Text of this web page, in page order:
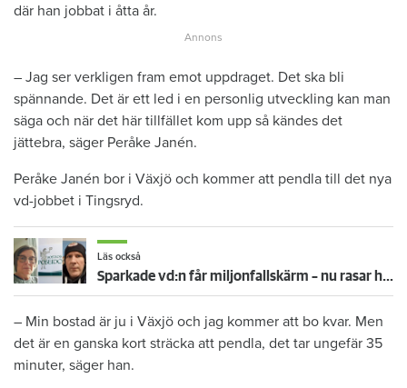
där han jobbat i åtta år.
– Jag ser verkligen fram emot uppdraget. Det ska bli
spännande. Det är ett led i en personlig utveckling kan man
säga och när det här tillfället kom upp så kändes det
jättebra, säger Peråke Janén.
Peråke Janén bor i Växjö och kommer att pendla till det nya
vd-jobbet i Tingsryd.
Läs också
Sparkade vd:n får miljonfallskärm – nu rasar hyresgästerna
– Min bostad är ju i Växjö och jag kommer att bo kvar. Men
det är en ganska kort sträcka att pendla, det tar ungefär 35
minuter, säger han.